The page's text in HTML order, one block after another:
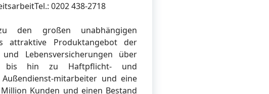
Tel.: 0202 438-2718
den großen unabhängigen
attraktive Produktangebot der
Lebensversicherungen über
bis hin zu Haftpflicht- und
mitarbeiter und eine
Kunden und einen Bestand